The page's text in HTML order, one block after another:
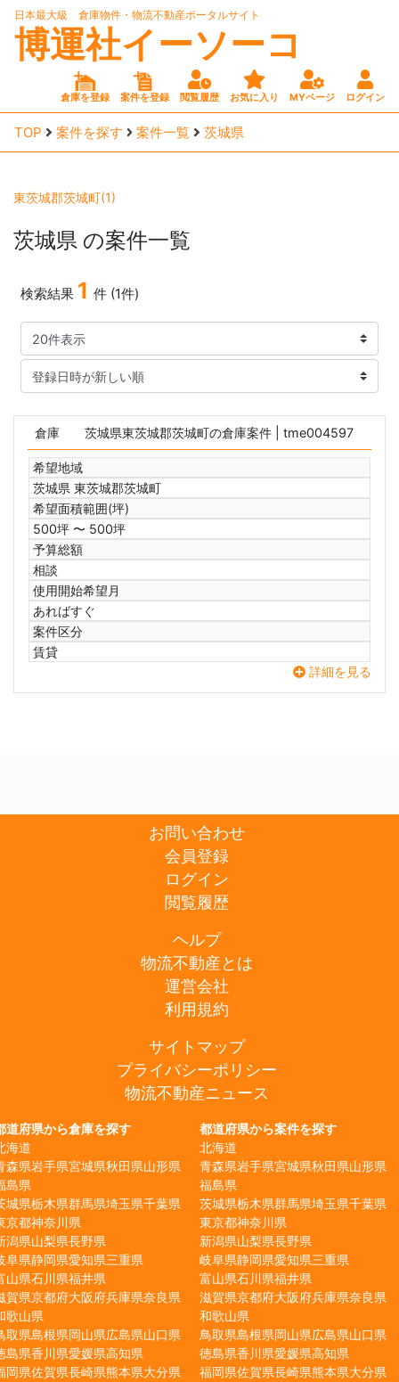
日本最大級 倉庫物件・物流不動産ポータルサイト
博運社イーソーコ
倉庫を登録 案件を登録 閲覧履歴 お気に入り MYページ ログイン
TOP 案件を探す 案件一覧 茨城県
東茨城郡茨城町(1)
茨城県 の案件一覧
検索結果 1 件 (1件)
倉庫 茨城県東茨城郡茨城町の倉庫案件 | tme004597
希望地域
茨城県 東茨城郡茨城町
希望面積範囲(坪)
500坪 〜 500坪
予算総額
相談
使用開始希望月
あればすぐ
案件区分
賃貸
詳細を見る
お問い合わせ
会員登録
ログイン
閲覧履歴
ヘルプ
物流不動産とは
運営会社
利用規約
サイトマップ
プライバシーポリシー
物流不動産ニュース
道府県から倉庫を探す
海道
森県岩手県宮城県秋田県山形県
島県
城県栃木県群馬県埼玉県千葉県
京都神奈川県
潟県山梨県長野県
阜県静岡県愛知県三重県
山県石川県福井県
賀県京都府大阪府兵庫県奈良県
歌山県
取県島根県岡山県広島県山口県
島県香川県愛媛県高知県
岡県佐賀県長崎県熊本県大分県
都道府県から案件を探す
北海道
青森県岩手県宮城県秋田県山形県
福島県
茨城県栃木県群馬県埼玉県千葉県
東京都神奈川県
新潟県山梨県長野県
岐阜県静岡県愛知県三重県
富山県石川県福井県
滋賀県京都府大阪府兵庫県奈良県
和歌山県
鳥取県島根県岡山県広島県山口県
徳島県香川県愛媛県高知県
福岡県佐賀県長崎県熊本県大分県